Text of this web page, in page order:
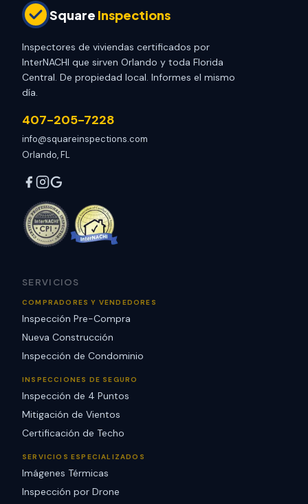
Square Inspections
Inspectores de viviendas certificados por
InterNACHI que sirven Orlando y toda Florida
Central. De propiedad local. Informes el mismo
día.
407-205-7228
info@squareinspections.com
Orlando, FL
SERVICIOS
COMPRADORES Y VENDEDORES
Inspección Pre-Compra
Nueva Construcción
Inspección de Condominio
INSPECCIONES DE SEGURO
Inspección de 4 Puntos
Mitigación de Vientos
Certificación de Techo
SERVICIOS ESPECIALIZADOS
Imágenes Térmicas
Inspección por Drone